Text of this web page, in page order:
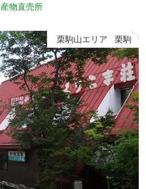
、技術を磨き、笑顔と健康づ
学び・育み、夢の実現を目指
物直売所
栗駒山エリア 栗駒